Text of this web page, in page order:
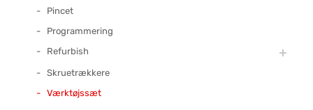
Pincet
Programmering
Refurbish
Skruetrækkere
Værktøjssæt